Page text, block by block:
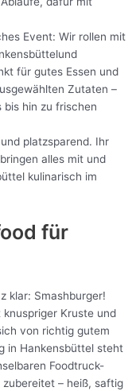
Event: Wir rollen mit
für gutes Essen und
Zutaten –
hin zu frischen
platzsparend. Ihr
alles mit und
kulinarisch im
für
klar: Smashburger!
Kruste und
von richtig gutem
in Hankensbüttel steht
Foodtruck-
– heiß, saftig